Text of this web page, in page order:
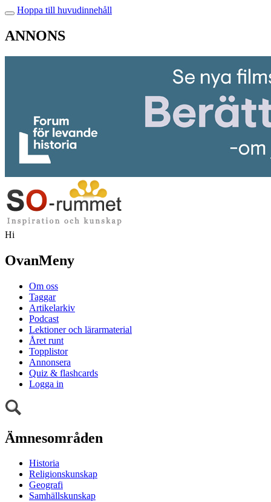
Hoppa till huvudinnehåll
ANNONS
Hi
OvanMeny
Om oss
Taggar
Artikelarkiv
Podcast
Lektioner och lärarmaterial
Året runt
Topplistor
Annonsera
Quiz & flashcards
Logga in
Ämnesområden
Historia
Religionskunskap
Geografi
Samhällskunskap